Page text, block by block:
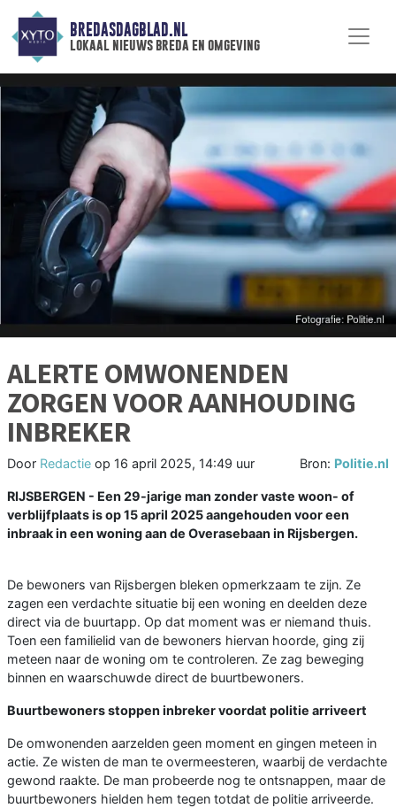
BREDASDAGBLAD.NL
lokaal nieuws breda en omgeving
ALERTE OMWONENDEN
ZORGEN VOOR AANHOUDING
INBREKER
Door Redactie op 16 april 2025, 14:49 uur Bron: Politie.nl
RIJSBERGEN - Een 29-jarige man zonder vaste woon- of
verblijfplaats is op 15 april 2025 aangehouden voor een
inbraak in een woning aan de Overasebaan in Rijsbergen.
De bewoners van Rijsbergen bleken opmerkzaam te zijn. Ze
zagen een verdachte situatie bij een woning en deelden deze
direct via de buurtapp. Op dat moment was er niemand thuis.
Toen een familielid van de bewoners hiervan hoorde, ging zij
meteen naar de woning om te controleren. Ze zag beweging
binnen en waarschuwde direct de buurtbewoners.
Buurtbewoners stoppen inbreker voordat politie arriveert
De omwonenden aarzelden geen moment en gingen meteen in
actie. Ze wisten de man te overmeesteren, waarbij de verdachte
gewond raakte. De man probeerde nog te ontsnappen, maar de
buurtbewoners hielden hem tegen totdat de politie arriveerde.